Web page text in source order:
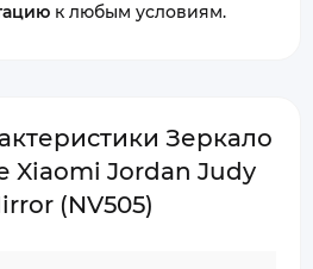
к любым условиям.
Зеркало
Xiaomi Jordan Judy
(NV505)